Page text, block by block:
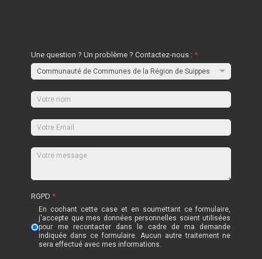
Une question ? Un problème ? Contactez-nous :*
RGPD*
En cochant cette case et en soumettant ce formulaire,
j'accepte que mes données personnelles soient utilisées
pour me recontacter dans le cadre de ma demande
indiquée dans ce formulaire. Aucun autre traitement ne
sera effectué avec mes informations.